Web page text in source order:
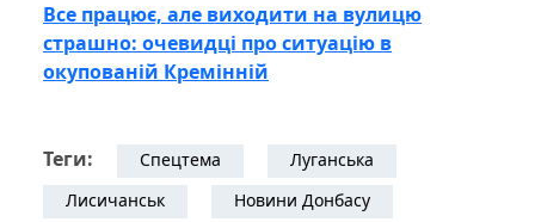
Все працює, але виходити на вулицю
страшно: очевидці про ситуацію в
окупованій Кремінній
Теги: Спецтема
Луганська
Лисичанськ
Новини Донбасу